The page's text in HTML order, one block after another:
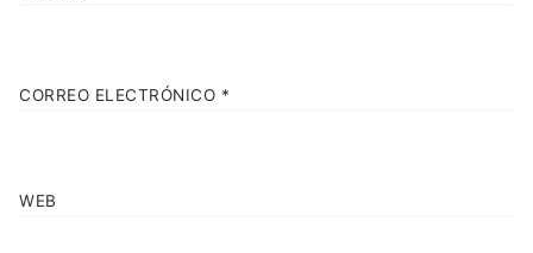
CORREO ELECTRÓNICO *
WEB